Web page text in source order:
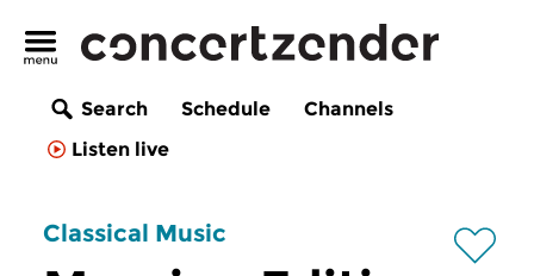
Search Schedule
Channels
Listen live
Classical Music